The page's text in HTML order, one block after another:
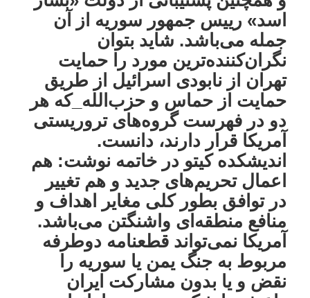
اسد» رییس جمهور سوریه از آن
جمله می‌باشد. شاید بتوان
نگران‌کننده‌ترین مورد را حمایت
تهران از نابودی اسرائیل از طریق
حمایت از حماس و حزب‌الله_که هر
دو در فهرست گروه‌های تروریستی
آمریکا قرار دارند، دانست.
اندیشکده کیتو در خاتمه نوشت: هم
اعمال تحریم‌های جدید و هم تغییر
در توافق بطور کلی مغایر اهداف و
منافع منطقه‌ای واشنگتن می‌باشد.
آمریکا نمی‌تواند قطعنامه دوطرفه
مربوط به جنگ یمن یا سوریه را
نقض و یا بدون مشارکت ایران